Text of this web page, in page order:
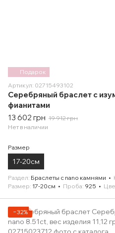
Подарок
Артикул: 02715493102
Серебряный браслет с
фианитами
13 602 грн 19 912 грн
Нет в наличии
Размер
17-20см
Раздел Браслеты с nano камнями
Размер 17-20см Проба 925
−32%